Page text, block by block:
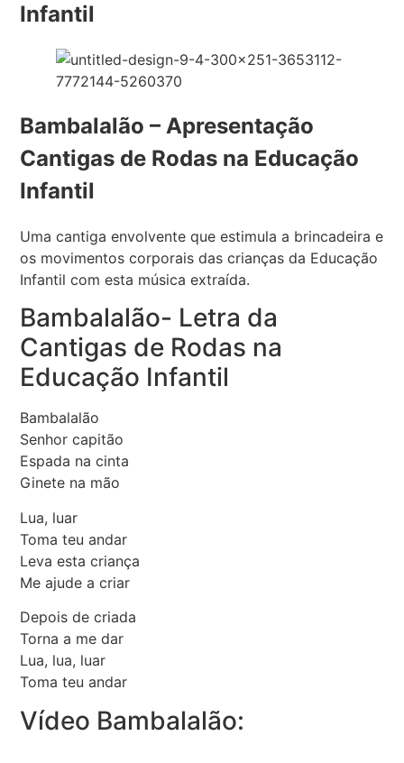
Infantil
Bambalalão – Apresentação
Cantigas de Rodas na Educação
Infantil
Uma cantiga envolvente que estimula a brincadeira e
os movimentos corporais das crianças da Educação
Infantil com esta música extraída.
Bambalalão- Letra da
Cantigas de Rodas na
Educação Infantil
Bambalalão
Senhor capitão
Espada na cinta
Ginete na mão
Lua, luar
Toma teu andar
Leva esta criança
Me ajude a criar
Depois de criada
Torna a me dar
Lua, lua, luar
Toma teu andar
Vídeo Bambalalão: